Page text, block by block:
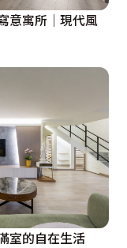
意寓所│現代風
室的自在生活